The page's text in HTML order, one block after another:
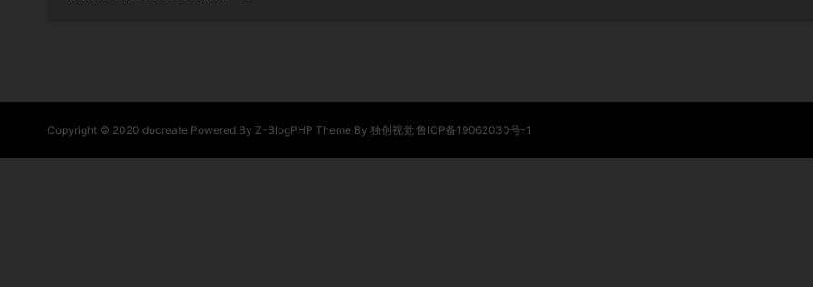
Copyright © 2020 docreate Powered By Z-BlogPHP Theme By 独创视觉 鲁ICP备19062030号-1